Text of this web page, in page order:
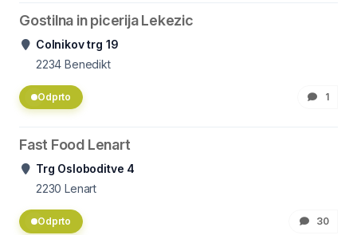
Gostilna in picerija Lekezic
Colnikov trg 19
2234 Benedikt
Odprto 1
Fast Food Lenart
Trg Osloboditve 4
2230 Lenart
Odprto 30